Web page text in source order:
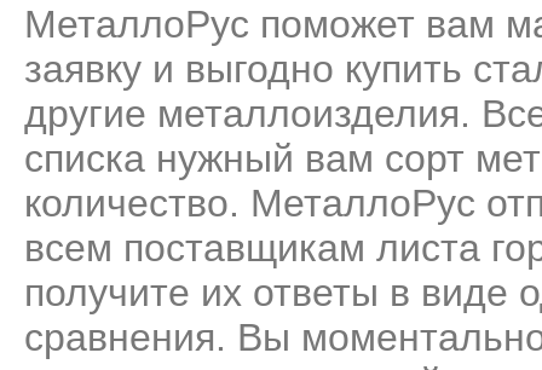
МеталлоРус поможет вам
заявку и выгодно купить
другие металлоизделия.
списка нужный вам сорт
количество. МеталлоРус
всем поставщикам листа
получите их ответы в виде
сравнения. Вы